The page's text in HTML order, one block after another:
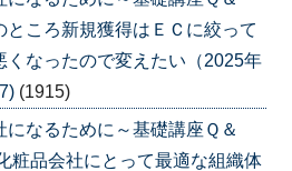
ころ新規獲得はＥＣに絞って
くなったので変えたい（2025年
(1915)
になるために～基礎講座Ｑ＆
品会社にとって最適な組織体